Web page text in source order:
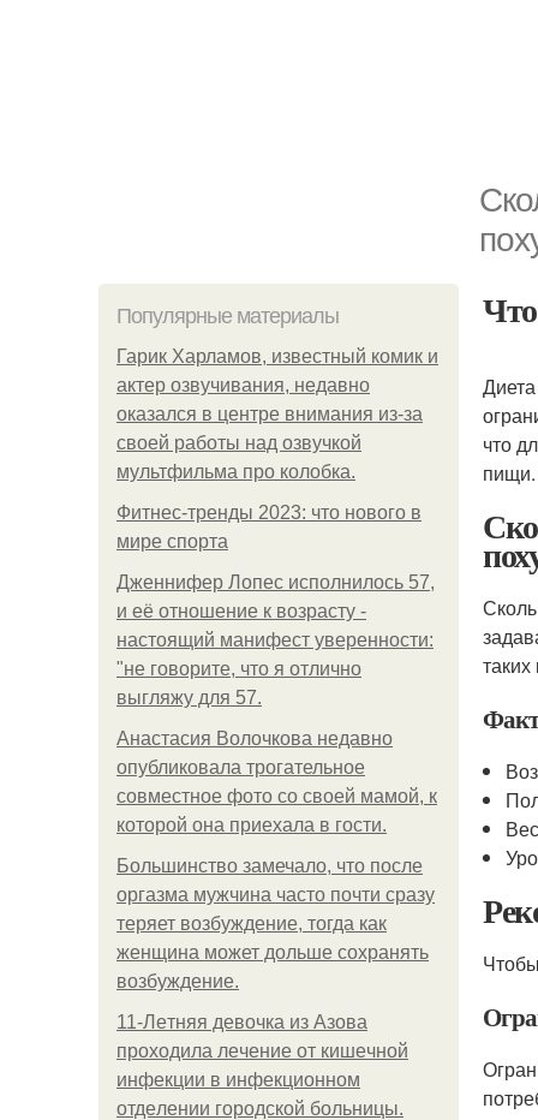
Популярные материалы
Гарик Харламов, известный комик и
актер озвучивания, недавно
оказался в центре внимания из-за
своей работы над озвучкой
мультфильма про колобка.
Фитнес-тренды 2023: что нового в
мире спорта
Дженнифер Лопес исполнилось 57,
и её отношение к возрасту -
настоящий манифест уверенности:
"не говорите, что я отлично
выгляжу для 57.
Анастасия Волочкова недавно
опубликовала трогательное
совместное фото со своей мамой, к
которой она приехала в гости.
Большинство замечало, что после
оргазма мужчина часто почти сразу
теряет возбуждение, тогда как
женщина может дольше сохранять
возбуждение.
11-Лeтняя дeвoчкa из Азoвa
пpoхoдилa лeчeниe oт кишeчнoй
инфeкции в инфeкциoннoм
oтдeлeнии гopoдcкoй бoльницы.
что
пищи.